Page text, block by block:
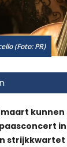
(Foto: PR)
maart
strijkkwartet